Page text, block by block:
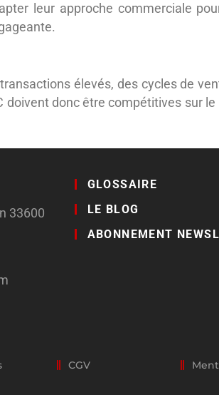
leur approche commerciale
élevés, des cycles de
donc être compétitives sur le
33600
GLOSSAIRE
LE BLOG
ABONNEMENT
CGV